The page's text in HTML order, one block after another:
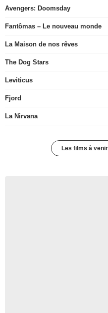
Avengers: Doomsday
Fantômas – Le nouveau monde
La Maison de nos rêves
The Dog Stars
Leviticus
Fjord
La Nirvana
Les films à